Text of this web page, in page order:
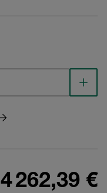
4 262,39 €